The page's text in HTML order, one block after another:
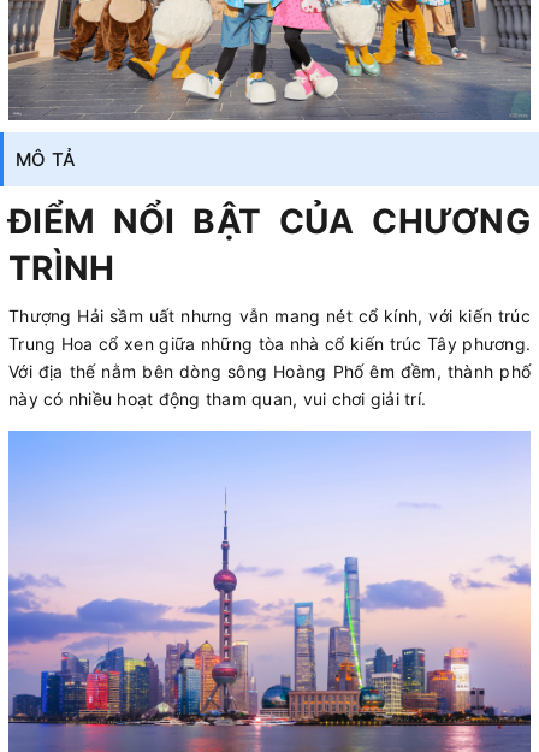
MÔ TẢ
ĐIỂM NỔI BẬT CỦA CHƯƠNG
TRÌNH
Thượng Hải sầm uất nhưng vẫn mang nét cổ kính, với kiến trúc
Trung Hoa cổ xen giữa những tòa nhà cổ kiến trúc Tây phương.
Với địa thế nằm bên dòng sông Hoàng Phố êm đềm, thành phố
này có nhiều hoạt động tham quan, vui chơi giải trí.